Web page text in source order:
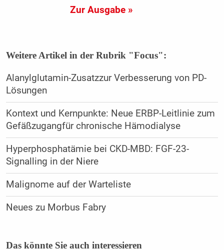
Zur Ausgabe »
Weitere Artikel in der Rubrik "Focus":
Alanylglutamin-Zusatzzur Verbesserung von PD-
Lösungen
Kontext und Kernpunkte: Neue ERBP-Leitlinie zum
Gefäßzugangfür chronische Hämodialyse
Hyperphosphatämie bei CKD-MBD: FGF-23-
Signalling in der Niere
Malignome auf der Warteliste
Neues zu Morbus Fabry
Das könnte Sie auch interessieren